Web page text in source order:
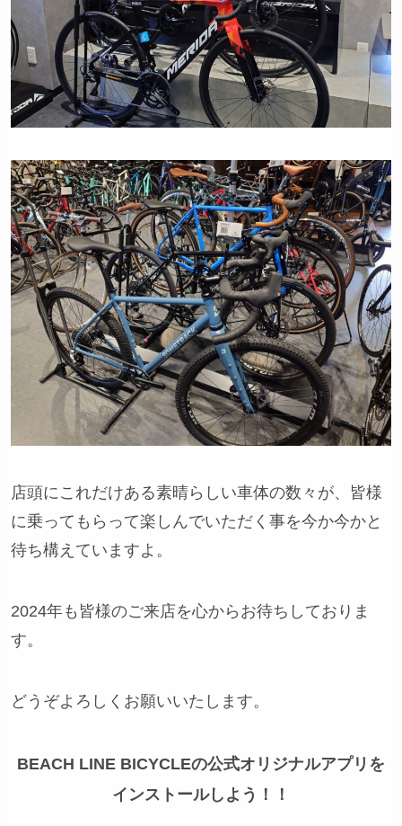
店頭にこれだけある素晴らしい車体の数々が、皆様
に乗ってもらって楽しんでいただく事を今か今かと
待ち構えていますよ。
2024年も皆様のご来店を心からお待ちしておりま
す。
どうぞよろしくお願いいたします。
BEACH LINE BICYCLEの公式オリジナルアプリを
インストールしよう！！